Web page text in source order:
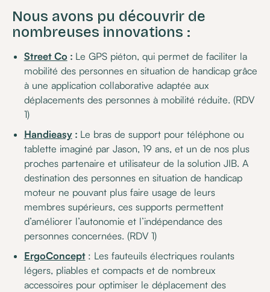
Nous avons pu découvrir de
nombreuses innovations :
Street Co : Le GPS piéton, qui permet de faciliter la
mobilité des personnes en situation de handicap grâce
à une application collaborative adaptée aux
déplacements des personnes à mobilité réduite. (RDV
1)
Handieasy: Le bras de support pour téléphone ou
tablette imaginé par Jason, 19 ans, et un de nos plus
proches partenaire et utilisateur de la solution JIB. A
destination des personnes en situation de handicap
moteur ne pouvant plus faire usage de leurs
membres supérieurs, ces supports permettent
d’améliorer l’autonomie et l’indépendance des
personnes concernées. (RDV 1)
ErgoConcept : Les fauteuils électriques roulants
légers, pliables et compacts et de nombreux
accessoires pour optimiser le déplacement des